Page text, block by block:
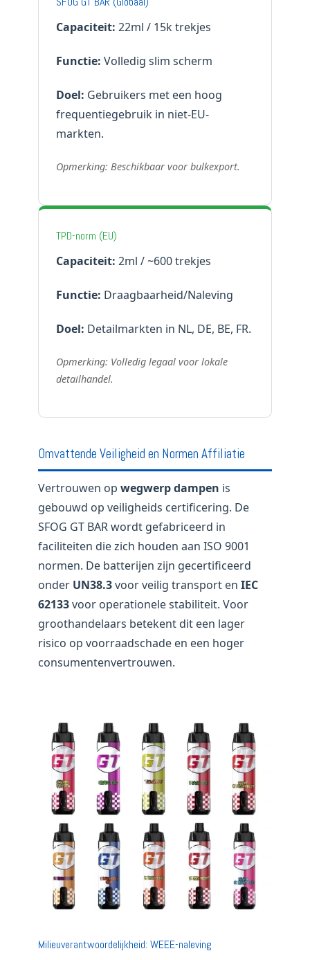
Capaciteit: 22ml / 15k trekjes
Functie: Volledig slim scherm
Doel: Gebruikers met een hoog
frequentiegebruik in niet-EU-
markten.
Opmerking: Beschikbaar voor bulkexport.
TPD-norm (EU)
Capaciteit: 2ml / ~600 trekjes
Functie: Draagbaarheid/Naleving
Doel: Detailmarkten in NL, DE, BE, FR.
Opmerking: Volledig legaal voor lokale
detailhandel.
Omvattende Veiligheid en Normen Affiliatie
Vertrouwen op wegwerp dampen is
gebouwd op veiligheids certificering. De
SFOG GT BAR wordt gefabriceerd in
faciliteiten die zich houden aan ISO 9001
normen. De batterijen zijn gecertificeerd
onder UN38.3voor veilig transport en IEC
62133voor operationele stabiliteit. Voor
groothandelaars betekent dit een lager
risico op voorraadschade en een hoger
consumentenvertrouwen.
Milieuverantwoordelijkheid: WEEE-naleving